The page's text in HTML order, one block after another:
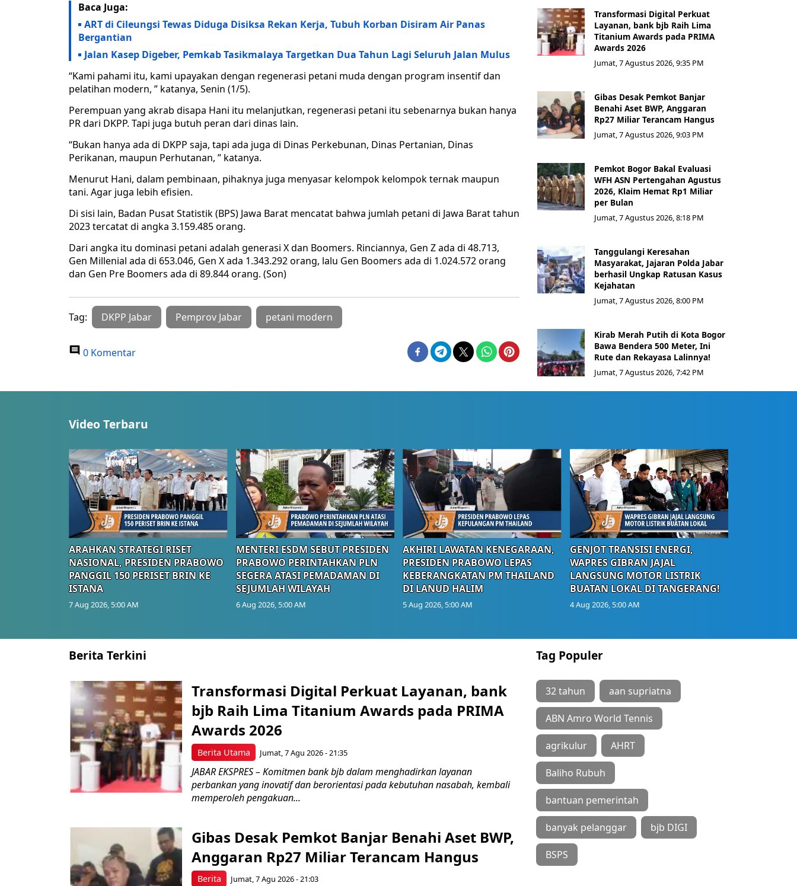
Baca Juga:
ART di Cileungsi Tewas Diduga Disiksa Rekan Kerja, Tubuh Korban Disiram Air Panas
Bergantian
Jalan Kasep Digeber, Pemkab Tasikmalaya Targetkan Dua Tahun Lagi Seluruh Jalan Mulus
“Kami pahami itu, kami upayakan dengan regenerasi petani muda dengan program insentif dan
pelatihan modern, ” katanya, Senin (1/5).
Perempuan yang akrab disapa Hani itu melanjutkan, regenerasi petani itu sebenarnya bukan hanya
PR dari DKPP. Tapi juga butuh peran dari dinas lain.
“Bukan hanya ada di DKPP saja, tapi ada juga di Dinas Perkebunan, Dinas Pertanian, Dinas
Perikanan, maupun Perhutanan, ” katanya.
Menurut Hani, dalam pembinaan, pihaknya juga menyasar kelompok kelompok ternak maupun
tani. Agar juga lebih efisien.
Di sisi lain, Badan Pusat Statistik (BPS) Jawa Barat mencatat bahwa jumlah petani di Jawa Barat tahun
2023 tercatat di angka 3.159.485 orang.
Dari angka itu dominasi petani adalah generasi X dan Boomers. Rinciannya, Gen Z ada di 48.713,
Gen Millenial ada di 653.046, Gen X ada 1.343.292 orang, lalu Gen Boomers ada di 1.024.572 orang
dan Gen Pre Boomers ada di 89.844 orang. (Son)
Tag: DKPP Jabar Pemprov Jabar petani modern
0 Komentar
Transformasi Digital Perkuat
Layanan, bank bjb Raih Lima
Titanium Awards pada PRIMA
Awards 2026
Jumat, 7 Agustus 2026, 9:35 PM
Gibas Desak Pemkot Banjar
Benahi Aset BWP, Anggaran
Rp27 Miliar Terancam Hangus
Jumat, 7 Agustus 2026, 9:03 PM
Pemkot Bogor Bakal Evaluasi
WFH ASN Pertengahan Agustus
2026, Klaim Hemat Rp1 Miliar
per Bulan
Jumat, 7 Agustus 2026, 8:18 PM
Tanggulangi Keresahan
Masyarakat, Jajaran Polda Jabar
berhasil Ungkap Ratusan Kasus
Kejahatan
Jumat, 7 Agustus 2026, 8:00 PM
Kirab Merah Putih di Kota Bogor
Bawa Bendera 500 Meter, Ini
Rute dan Rekayasa Lalinnya!
Jumat, 7 Agustus 2026, 7:42 PM
Video Terbaru
ARAHKAN STRATEGI RISET
NASIONAL, PRESIDEN PRABOWO
PANGGIL 150 PERISET BRIN KE
ISTANA
7 Aug 2026, 5:00 AM
MENTERI ESDM SEBUT PRESIDEN
PRABOWO PERINTAHKAN PLN
SEGERA ATASI PEMADAMAN DI
SEJUMLAH WILAYAH
6 Aug 2026, 5:00 AM
AKHIRI LAWATAN KENEGARAAN,
PRESIDEN PRABOWO LEPAS
KEBERANGKATAN PM THAILAND
DI LANUD HALIM
5 Aug 2026, 5:00 AM
GENJOT TRANSISI ENERGI,
WAPRES GIBRAN JAJAL
LANGSUNG MOTOR LISTRIK
BUATAN LOKAL DI TANGERANG!
4 Aug 2026, 5:00 AM
Berita Terkini
Berita Utama
Transformasi Digital Perkuat Layanan, bank
bjb Raih Lima Titanium Awards pada PRIMA
Awards 2026
Jumat, 7 Agu 2026 - 21:35
JABAR EKSPRES – Komitmen bank bjb dalam menghadirkan layanan
perbankan yang inovatif dan berorientasi pada kebutuhan nasabah, kembali
memperoleh pengakuan...
Berita
Gibas Desak Pemkot Banjar Benahi Aset BWP,
Anggaran Rp27 Miliar Terancam Hangus
Jumat, 7 Agu 2026 - 21:03
Tag Populer
32 tahun aan supriatna
ABN Amro World Tennis
agrikulur AHRT
Baliho Rubuh
bantuan pemerintah
banyak pelanggar bjb DIGI
BSPS